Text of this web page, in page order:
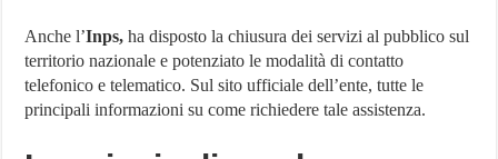
Anche l’Inps, ha disposto la chiusura dei servizi al pubblico sul
territorio nazionale e potenziato le modalità di contatto
telefonico e telematico. Sul sito ufficiale dell’ente, tutte le
principali informazioni su come richiedere tale assistenza.